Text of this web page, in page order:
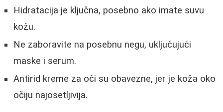
Hidratacija je ključna, posebno ako imate suvu
kožu.
Ne zaboravite na posebnu negu, uključujući
maske i serum.
Antirid kreme za oči su obavezne, jer je koža oko
očiju najosetljivija.